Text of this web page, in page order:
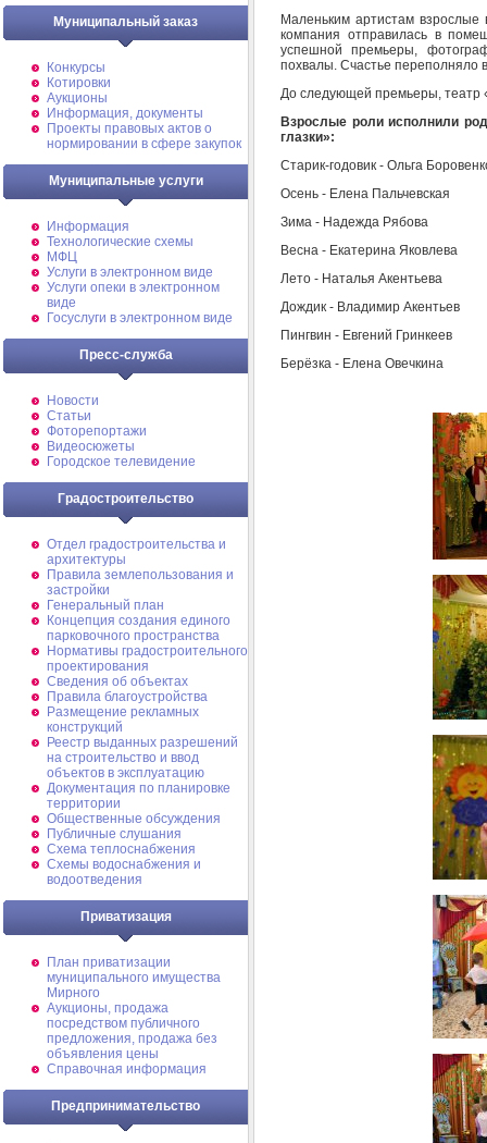
Муниципальный заказ
Конкурсы
Котировки
Аукционы
Информация, документы
Проекты правовых актов о
нормировании в сфере закупок
Муниципальные услуги
Информация
Технологические схемы
МФЦ
Услуги в электронном виде
Услуги опеки в электронном
виде
Госуслуги в электронном виде
Пресс-служба
Новости
Статьи
Фоторепортажи
Видеосюжеты
Городское телевидение
Градостроительство
Отдел градостроительства и
архитектуры
Правила землепользования и
застройки
Генеральный план
Концепция создания единого
парковочного пространства
Нормативы градостроительного
проектирования
Сведения об объектах
Правила благоустройства
Размещение рекламных
конструкций
Реестр выданных разрешений
на строительство и ввод
объектов в эксплуатацию
Документация по планировке
территории
Общественные обсуждения
Публичные слушания
Схема теплоснабжения
Схемы водоснабжения и
водоотведения
Приватизация
План приватизации
муниципального имущества
Мирного
Аукционы, продажа
посредством публичного
предложения, продажа без
объявления цены
Справочная информация
Предпринимательство
Маленьким артистам
компания отправилась в
успешной премьеры,
похвалы. Счастье переполняло
До следующей премьеры, театр
Взрослые роли исполнили
глазки»:
Старик-годовик - Ольга
Осень - Елена Пальчевская
Зима - Надежда Рябова
Весна - Екатерина Яковлева
Лето - Наталья Акентьева
Дождик - Владимир Акентьев
Пингвин - Евгений Гринкеев
Берёзка - Елена Овечкина